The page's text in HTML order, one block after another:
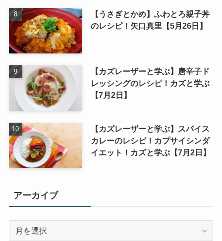
【うさぎとかめ】ふわとろ親子丼
のレシピ！矢口真里【5月26日】
【カズレーザーと学ぶ】唐辛子ド
レッシングのレシピ！カズと学ぶ
【7月2日】
【カズレーザーと学ぶ】スパイス
カレーのレシピ！カプサイシンダ
イエット！カズと学ぶ【7月2日】
アーカイブ